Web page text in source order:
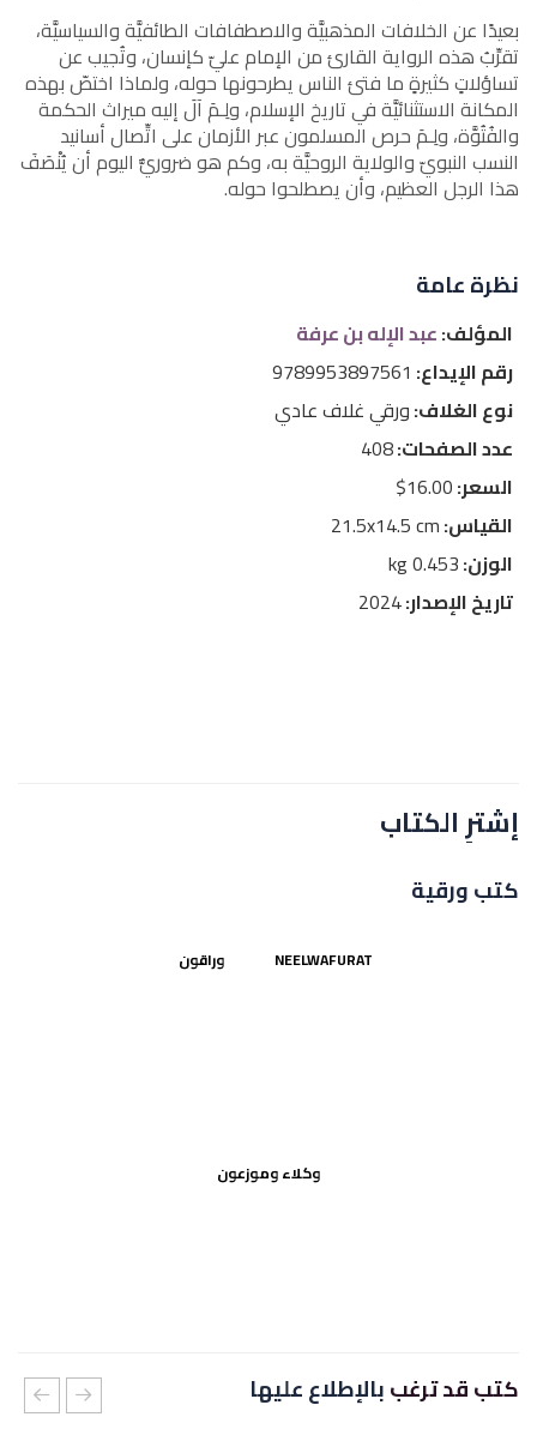
بعيدًا عن الخلافات المذهبيَّة والاصطفافات الطائفيَّة والسياسيَّة،
تقرِّبُ هذه الرواية القارئ من الإمام عليّ كإنسان، وتُجيب عن
تساؤلاتٍ كثيرةٍ ما فتئ الناس يطرحونها حوله، ولماذا اختصّ بهذه
المكانة الاستثنائيَّة في تاريخ الإسلام، ولِـمَ آلَ إليه ميراث الحكمة
والفُتُوَّة، ولِـمَ حرص المسلمون عبر الأزمان على اتِّصال أسانيد
النسب النبويّ والولاية الروحيَّة به، وكم هو ضروريٌّ اليوم أن يُنْصَفَ
هذا الرجل العظيم، وأن يصطلحوا حوله.
نظرة عامة
المؤلف:عبد الإله بن عرفة
رقم الإيداع: 9789953897561
نوع الغلاف:ورقي غلاف عادي
عدد الصفحات:408
السعر:16.00$
القياس:21.5x14.5 cm
الوزن:0.453 kg
تاريخ الإصدار:2024
إشترِ الكتاب
كتب ورقية
NEELWAFURAT وراقون
وكلاء وموزعون
كتب قد ترغببالإطلاع عليها